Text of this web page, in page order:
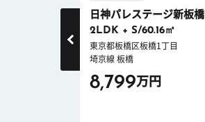
日神パレステージ新板橋
2LDK + S/60.16㎡
東京都板橋区板橋1丁目
埼京線 板橋
8,799万円